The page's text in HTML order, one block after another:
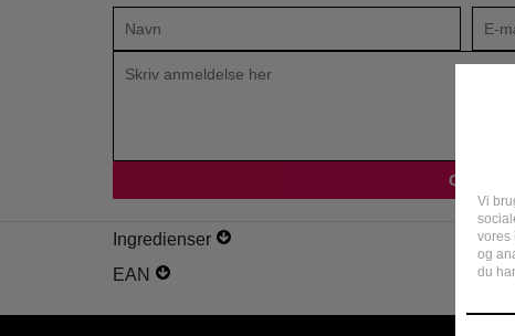
Vi
vores
og
du
Ingredienser
EAN